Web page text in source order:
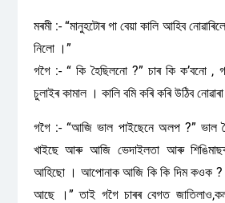
মৰমী :- “মানুহটোৰ গা বেয়া কালি আহিব
নিলো ।”
গগৈ :- “ কি হৈছিলনো ?” চাৰ কি ক’বনো ,
চুলাইৰ কামাল । কালি বমি কৰি কৰি উঠিব
গগৈ :- “আজি ভাল পাইছেনে অলপ ?” ভাল
খাইছে আৰু আজি ভেদাইলতা আৰু
আহিছো । আপোনাক আজি কি কি দিম কওক ?
আছে ।” তাই গগৈ চাৰৰ বেগত